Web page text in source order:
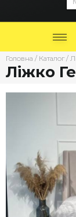
Головна / Каталог /
Ліжко